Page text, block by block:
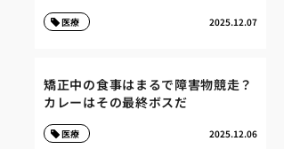
2025.12.07
医療
矯正中の食事はまるで障害物競走？
カレーはその最終ボスだ
2025.12.06
医療